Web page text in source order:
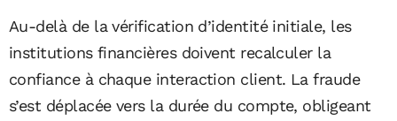
Au-delà de la vérification d’identité initiale, les
institutions financières doivent recalculer la
confiance à chaque interaction client. La fraude
s’est déplacée vers la durée du compte, obligeant